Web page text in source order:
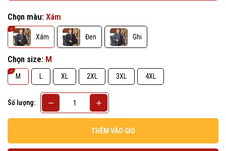
Chọn màu: Xám
Xám Đen Ghi
Chọn size: M
M L XL 2XL 3XL 4XL
Số lượng:
THÊM VÀO GIỎ